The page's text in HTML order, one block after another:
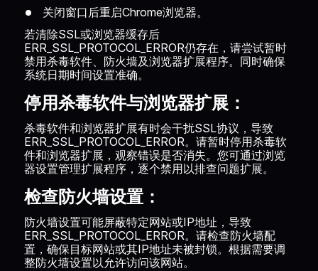
关闭窗口后重启Chrome浏览器。
若清除SSL或浏览器缓存后
ERR_SSL_PROTOCOL_ERROR仍存在，请尝试暂时
禁用杀毒软件、防火墙及浏览器扩展程序。同时确保
系统日期时间设置准确。
停用杀毒软件与浏览器扩展：
杀毒软件和浏览器扩展有时会干扰SSL协议，导致
ERR_SSL_PROTOCOL_ERROR。请暂时停用杀毒软
件和浏览器扩展，观察错误是否消失。您可通过浏览
器设置管理扩展程序，逐个禁用以排查问题扩展。
检查防火墙设置：
防火墙设置可能屏蔽特定网站或IP地址，导致
ERR_SSL_PROTOCOL_ERROR。请检查防火墙配
置，确保目标网站或其IP地址未被封锁。根据需要调
整防火墙设置以允许访问该网站。